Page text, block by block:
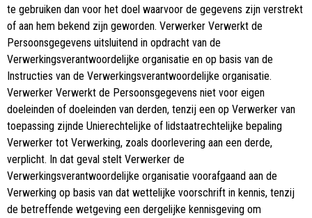
te gebruiken dan voor het doel waarvoor de gegevens zijn verstrekt
of aan hem bekend zijn geworden. Verwerker Verwerkt de
Persoonsgegevens uitsluitend in opdracht van de
Verwerkingsverantwoordelijke organisatie en op basis van de
Instructies van de Verwerkingsverantwoordelijke organisatie.
Verwerker Verwerkt de Persoonsgegevens niet voor eigen
doeleinden of doeleinden van derden, tenzij een op Verwerker van
toepassing zijnde Unierechtelijke of lidstaatrechtelijke bepaling
Verwerker tot Verwerking, zoals doorlevering aan een derde,
verplicht. In dat geval stelt Verwerker de
Verwerkingsverantwoordelijke organisatie voorafgaand aan de
Verwerking op basis van dat wettelijke voorschrift in kennis, tenzij
de betreffende wetgeving een dergelijke kennisgeving om